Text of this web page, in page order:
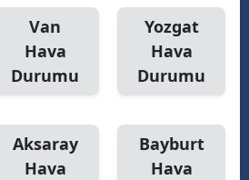
Van
Hava
Durumu
Yozgat
Hava
Durumu
Aksaray
Hava
Bayburt
Hava